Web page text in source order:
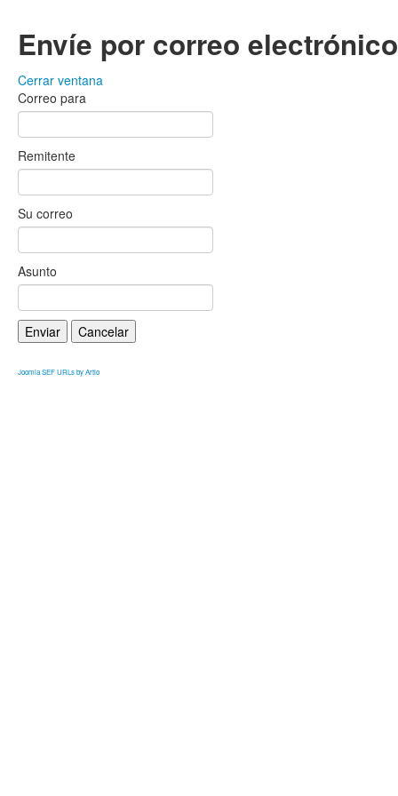
Envíe por correo
Cerrar ventana
Correo para
Remitente
Su correo
Asunto
Enviar Cancelar
Joomla SEF URLs by Artio